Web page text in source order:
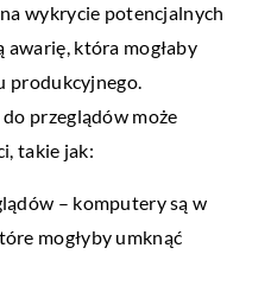
wykrycie potencjalnych
która mogłaby
produkcyjnego.
przeglądów może
takie jak:
– komputery są w
mogłyby umknąć